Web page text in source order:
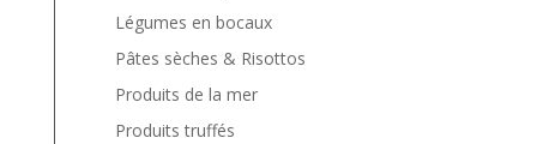
Légumes en bocaux
Pâtes sèches & Risottos
Produits de la mer
Produits truffés